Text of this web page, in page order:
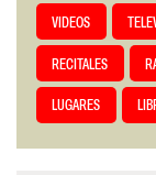
VIDEOS
RECITALES
LUGARES